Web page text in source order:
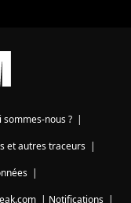
sommes-nous ? |
et autres traceurs|
|
| Notifications |